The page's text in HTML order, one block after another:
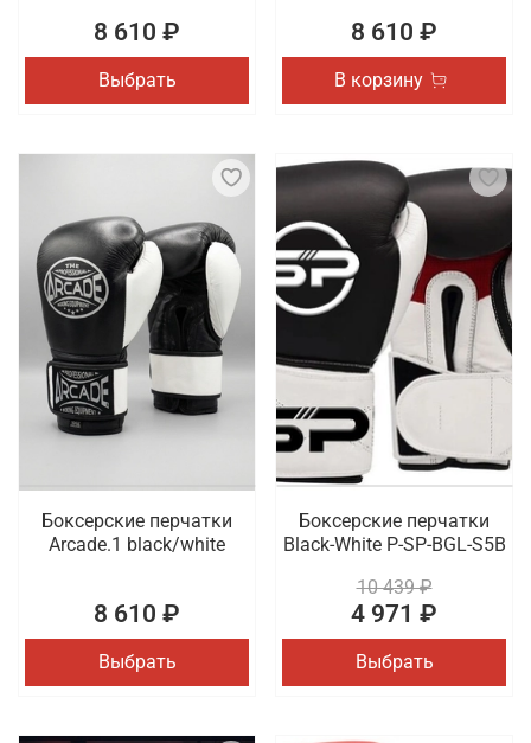
8 610 ₽
Выбрать
8 610 ₽
В корзину
Боксерские перчатки
Arcade.1 black/white
8 610 ₽
Выбрать
Боксерские перчатки
Black-White P-SP-BGL-S5B
10 439 ₽
4 971 ₽
Выбрать